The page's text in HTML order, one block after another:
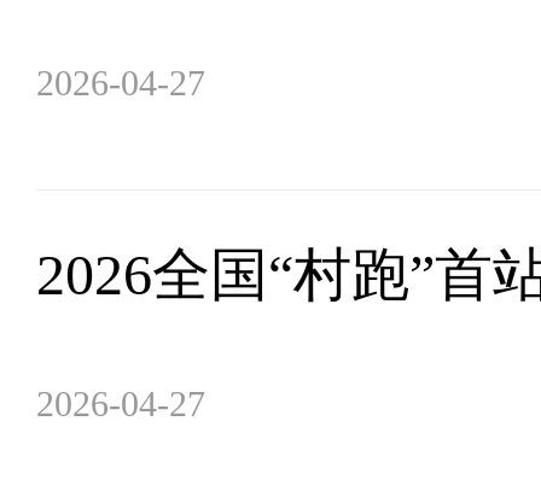
2026-04-27
2026全国“村跑”首
2026-04-27